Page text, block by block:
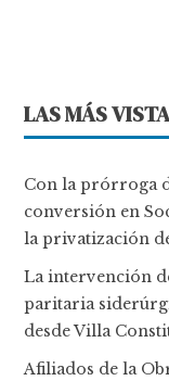
LAS MÁS
Con la prórroga
conversión en
la privatización
La intervención
paritaria
desde Villa
Afiliados de la